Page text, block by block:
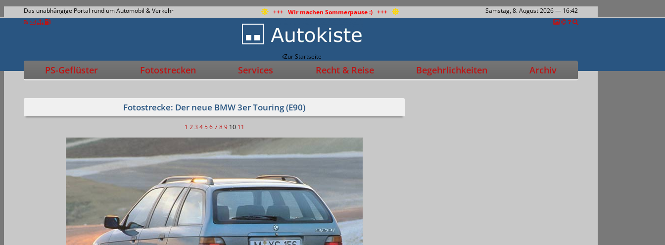
Das unabhängige Portal rund um Automobil & Verkehr +++ Wir machen Sommerpause :) +++ Samstag, 8. August 2026— 16:42
Zur Startseite
PS-Geflüster Fotostrecken Services Recht & Reise Begehrlichkeiten Archiv
Fotostrecke: Der neue BMW 3er Touring (E90)
1 2 3 4 5 6 7 8 9 10 11